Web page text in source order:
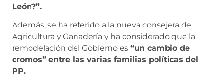
León?”.
Además, se ha referido a la nueva consejera de
Agricultura y Ganadería y ha considerado que la
remodelación del Gobierno es “un cambio de
cromos” entre las varias familias políticas del
PP.